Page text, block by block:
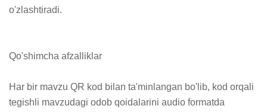
o'zlashtiradi.
Qo'shimcha afzalliklar
Har bir mavzu QR kod bilan ta'minlangan bo'lib, kod orqali
tegishli mavzudagi odob qoidalarini audio formatda